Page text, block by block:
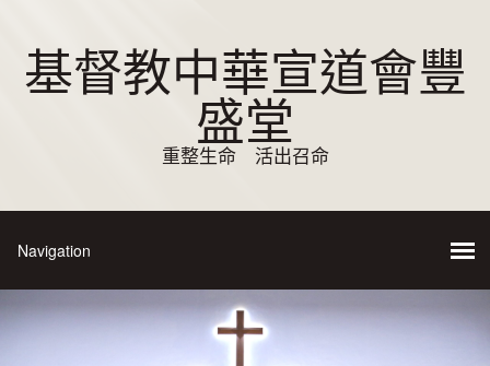
基督教中華宣道會豐
盛堂
重整生命 活出召命